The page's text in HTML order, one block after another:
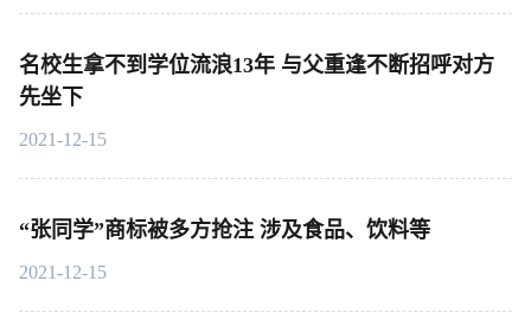
名校生拿不到学位流浪13年 与父重逢不断招呼对方
先坐下
2021-12-15
“张同学”商标被多方抢注 涉及食品、饮料等
2021-12-15